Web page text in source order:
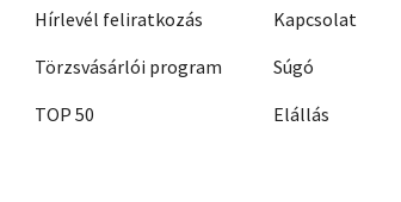
Hírlevél feliratkozás
Törzsvásárlói program
TOP 50
Kapcsolat
Súgó
Elállás